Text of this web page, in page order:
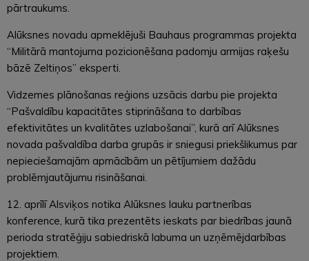
pārtraukums.
Alūksnes novadu apmeklējuši Bauhaus programmas projekta
“Militārā mantojuma pozicionēšana padomju armijas raķešu
bāzē Zeltiņos” eksperti.
Vidzemes plānošanas reģions uzsācis darbu pie projekta
“Pašvaldību kapacitātes stiprināšana to darbības
efektivitātes un kvalitātes uzlabošanai”, kurā arī Alūksnes
novada pašvaldība darba grupās ir sniegusi priekšlikumus par
nepieciešamajām apmācībām un pētījumiem dažādu
problēmjautājumu risināšanai.
12. aprīlī Alsviķos notika Alūksnes lauku partnerības
konference, kurā tika prezentēts ieskats par biedrības jaunā
perioda stratēģiju sabiedriskā labuma un uzņēmējdarbības
projektiem.